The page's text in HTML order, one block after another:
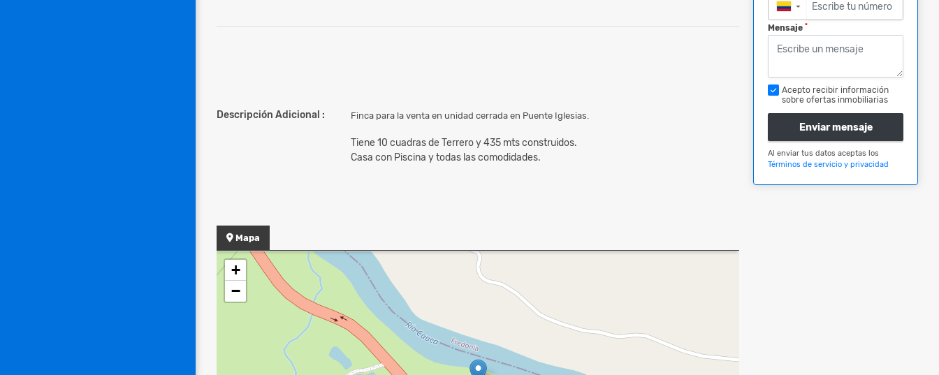
Descripción Adicional : Finca para la venta en unidad cerrada en Puente Iglesias.
Tiene 10 cuadras de Terrero y 435 mts construidos.
Casa con Piscina y todas las comodidades.
Mapa
+
−
▼
Mensaje *
Acepto recibir información
sobre ofertas inmobiliarias
Enviar mensaje
Al enviar tus datos aceptas los
Términos de servicio y privacidad